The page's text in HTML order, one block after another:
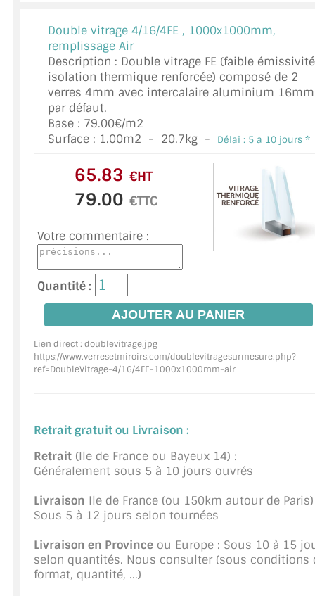
LES FIXATIONS POUR MIROIR
LES PROFILS PAROI DE VERRE
VITRINE EN VERRE
CONNECTEURS ET ASSEMBLAGE DE VERRES
PLATS ET CORNIÈRES
LES CHARNIÈRES DE PORTE EN VERRE
BARRES DE STABILISATION
JOINTS D'ÉTANCHÉITÉS
FIXATION GARDES CORPS
SYSTÈMES PIVOTANTS
SYSTÈMES COULISSANTS
ACCESSOIRES EN PROMOTIONS
EXEMPLES, RÉALISATIONS, INSPIRATIONS
NUANCIER RAL
CONSEILS / AIDE
Double vitrage 4/16/4FE , 1000x1000mm,
remplissage Air
Description : Double vitrage FE (faible
isolation thermique renforcée) composé de 2
verres 4mm avec intercalaire aluminium 16mm
par défaut.
Base : 79.00€/m2
Surface : 1.00m2 - 20.7kg - Délai : 5 a 10 jours *
€HT
€TTC
Votre commentaire :
Quantité :
Lien direct : doublevitrage.jpg
https://www.verresetmiroirs.com/doublevitragesurmesure.php?
ref=DoubleVitrage-4/16/4FE-1000x1000mm-air
Retrait gratuit ou Livraison :
Retrait (Ile de France ou Bayeux 14) :
Généralement sous 5 à 10 jours ouvrés
Livraison Ile de France (ou 150km autour de
Sous 5 à 12 jours selon tournées
Livraison en Province ou Europe : Sous 10 à 15
selon quantités. Nous consulter (sous conditions
format, quantité, ...)